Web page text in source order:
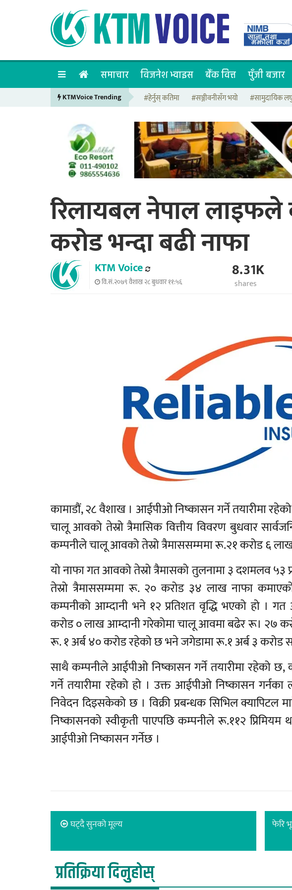
समाचार विजनेश भ्वाइस बैंक वित्त पुँजी बजार
KTMVoice Trending #हेर्नुस् कतिमा #सञ्जीवनीसँग भयो #सामुदायिक
रिलायबल नेपाल
करोड भन्दा बढी नाफा
KTM Voice
वि.सं.२०७९ वैशाख २८ बुधवार ११:५६
8.31K
shares
कामाडौं, २८ वैशाख । आईपीओ निष्कासन गर्ने तयारीमा
चालू आवको तेस्रो त्रैमासिक वित्तीय विवरण बुधवार
कम्पनीले चालू आवको तेस्रो त्रैमाससम्ममा रू.२१ करोड ६
यो नाफा गत आवको तेस्रो त्रैमासको तुलनामा ३ दशमलव
तेस्रो त्रैमाससम्ममा रू. २० करोड ३४ लाख नाफा
कम्पनीको आम्दानी भने १२ प्रतिशत वृद्धि भएको हो ।
करोड ० लाख आम्दानी गरेकोमा चालू आवमा बढेर रू। २७
रू. १ अर्ब ४० करोड रहेको छ भने जगेडामा रू.१ अर्ब ३ करोड
साथै कम्पनीले आईपीओ निष्कासन गर्ने तयारीमा रहेको
गर्ने तयारीमा रहेको हो । उक्त आईपीओ निष्कासन गर्नका
निवेदन दिइसकेको छ । विक्री प्रबन्धक सिभिल क्यापिटल
निष्कासनको स्वीकृती पाएपछि कम्पनीले रू.११२ प्रिमियम
आईपीओ निष्कासन गर्नेछ ।
घट्दै सुनको मूल्य फेरि
प्रतिक्रिया दिनुहोस्